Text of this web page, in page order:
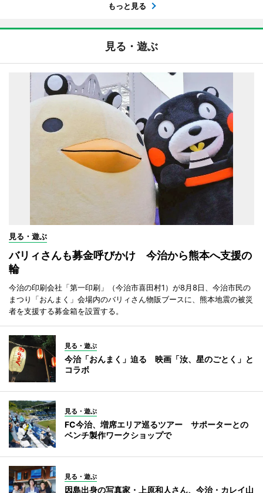
もっと見る
見る・遊ぶ
見る・遊ぶ
バリィさんも募金呼びかけ 今治から熊本へ支援の
輪
今治の印刷会社「第一印刷」（今治市喜田村1）が8月8日、今治市民の
まつり「おんまく」会場内のバリィさん物販ブースに、熊本地震の被災
者を支援する募金箱を設置する。
見る・遊ぶ
今治「おんまく」迫る 映画「汝、星のごとく」と
コラボ
見る・遊ぶ
FC今治、増席エリア巡るツアー サポーターとの
ベンチ製作ワークショップで
見る・遊ぶ
因島出身の写真家・上原和人さん、今治・カレイ山